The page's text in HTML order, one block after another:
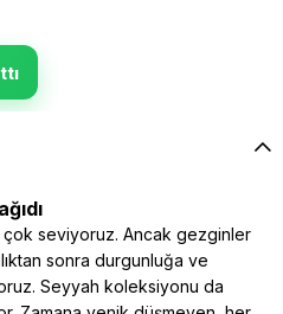
seviyoruz. Ancak gezginler
sonra durgunluğa ve
Seyyah koleksiyonu da